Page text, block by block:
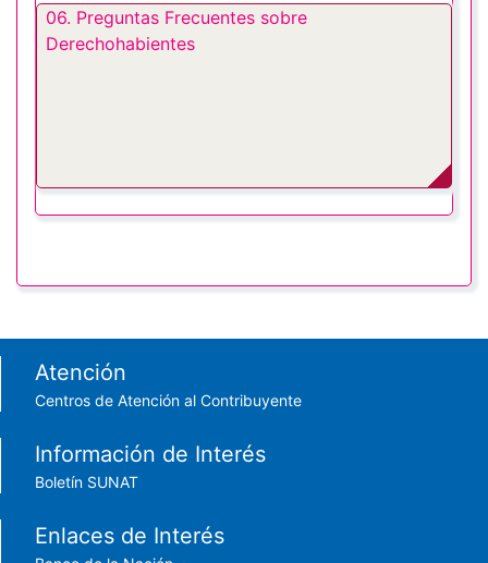
06. Preguntas Frecuentes sobre
Derechohabientes
Footer menu
Atención
Centros de Atención al Contribuyente
Información de Interés
Boletín SUNAT
Enlaces de Interés